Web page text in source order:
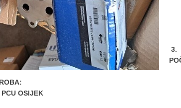
3.
OSIJEK